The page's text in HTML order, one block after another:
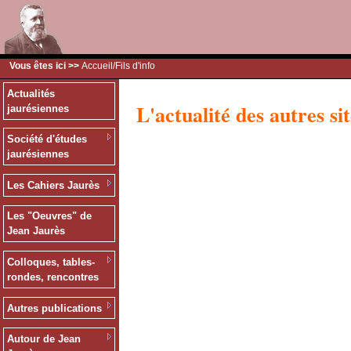
Vous êtes ici >> Accueil /Fils d'info
Actualités
jaurésiennes
Société d'études
jaurésiennes
Les Cahiers Jaurès
Les "Oeuvres" de
Jean Jaurès
Colloques, tables-
rondes, rencontres
Autres publications
Autour de Jean
L'actualité des autres